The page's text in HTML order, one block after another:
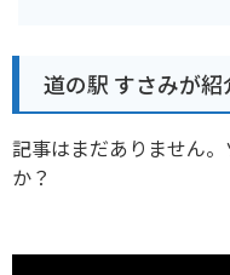
道の駅 すさみが
記事はまだありません
か？